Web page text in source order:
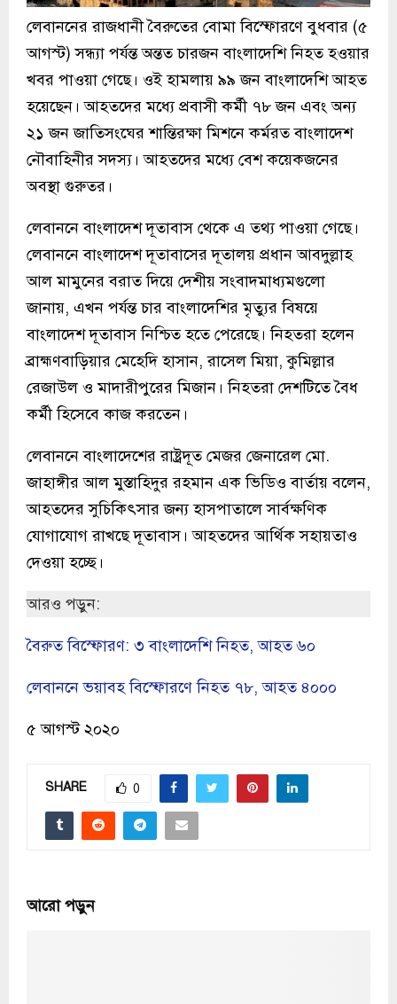
লেবাননের রাজধানী বৈরুতের বোমা বিস্ফোরণে বুধবার (৫
আগস্ট) সন্ধ্যা পর্যন্ত অন্তত চারজন বাংলাদেশি নিহত হওয়ার
খবর পাওয়া গেছে। ওই হামলায় ৯৯ জন বাংলাদেশি আহত
হয়েছেন। আহতদের মধ্যে প্রবাসী কর্মী ৭৮ জন এবং অন্য
২১ জন জাতিসংঘের শান্তিরক্ষা মিশনে কর্মরত বাংলাদেশ
নৌবাহিনীর সদস্য। আহতদের মধ্যে বেশ কয়েকজনের
অবস্থা গুরুতর।
লেবাননে বাংলাদেশ দূতাবাস থেকে এ তথ্য পাওয়া গেছে।
লেবাননে বাংলাদেশ দূতাবাসের দূতালয় প্রধান আবদুল্লাহ
আল মামুনের বরাত দিয়ে দেশীয় সংবাদমাধ্যমগুলো
জানায়, এখন পর্যন্ত চার বাংলাদেশির মৃত্যুর বিষয়ে
বাংলাদেশ দূতাবাস নিশ্চিত হতে পেরেছে। নিহতরা হলেন
ব্রাহ্মণবাড়িয়ার মেহেদি হাসান, রাসেল মিয়া, কুমিল্লার
রেজাউল ও মাদারীপুরের মিজান। নিহতরা দেশটিতে বৈধ
কর্মী হিসেবে কাজ করতেন।
লেবাননে বাংলাদেশের রাষ্ট্রদূত মেজর জেনারেল মো.
জাহাঙ্গীর আল মুস্তাহিদুর রহমান এক ভিডিও বার্তায় বলেন,
আহতদের সুচিকিৎসার জন্য হাসপাতালে সার্বক্ষণিক
যোগাযোগ রাখছে দূতাবাস। আহতদের আর্থিক সহায়তাও
দেওয়া হচ্ছে।
আরও পড়ুন:
বৈরুত বিস্ফোরণ: ৩ বাংলাদেশি নিহত, আহত ৬০
লেবাননে ভয়াবহ বিস্ফোরণে নিহত ৭৮, আহত ৪০০০
৫ আগস্ট ২০২০
SHARE 0
আরো পড়ুন